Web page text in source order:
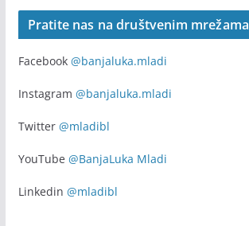
Pratite nas na društvenim mrežama
Facebook @banjaluka.mladi
Instagram @banjaluka.mladi
Twitter @mladibl
YouTube @BanjaLuka Mladi
Linkedin @mladibl